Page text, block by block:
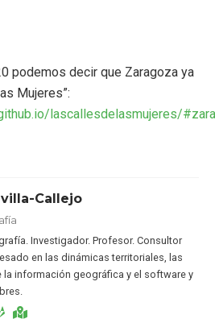
podemos decir que Zaragoza ya
Mujeres”:
lascallesdelasmujeres/
Callejo
Investigador. Profesor. Consultor
en las dinámicas territoriales, las
información geográfica y el software y